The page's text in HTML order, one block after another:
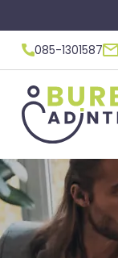
085-1301587